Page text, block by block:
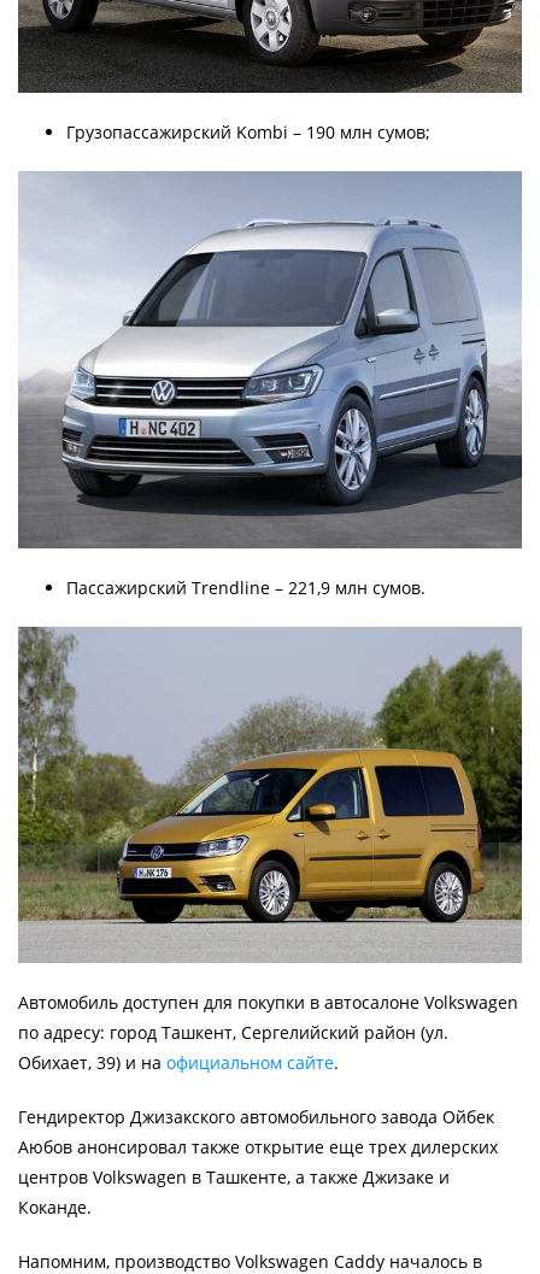
Грузопассажирский Kombi – 190 млн сумов;
Пассажирский Trendline – 221,9 млн сумов.
Автомобиль доступен для покупки в автосалоне Volkswagen
по адресу: город Ташкент, Сергелийский район (ул.
Обихает, 39) и на официальном сайте.
Гендиректор Джизакского автомобильного завода Ойбек
Аюбов анонсировал также открытие еще трех дилерских
центров Volkswagen в Ташкенте, а также Джизаке и
Коканде.
Напомним, производство Volkswagen Caddy началось в